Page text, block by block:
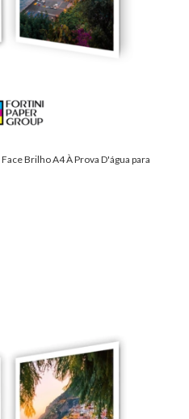
Brilho A4 À Prova D'água para